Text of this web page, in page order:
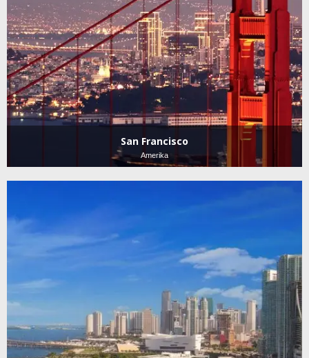
San Francisco
Amerika